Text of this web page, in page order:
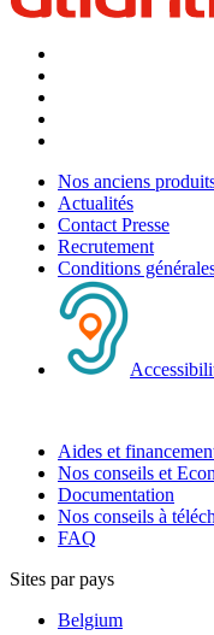
Nos anciens
Actualités
Contact Presse
Recrutement
Conditions
Aides et
Nos conseils et
Documentation
Nos conseils à
FAQ
Sites par pays
Belgium